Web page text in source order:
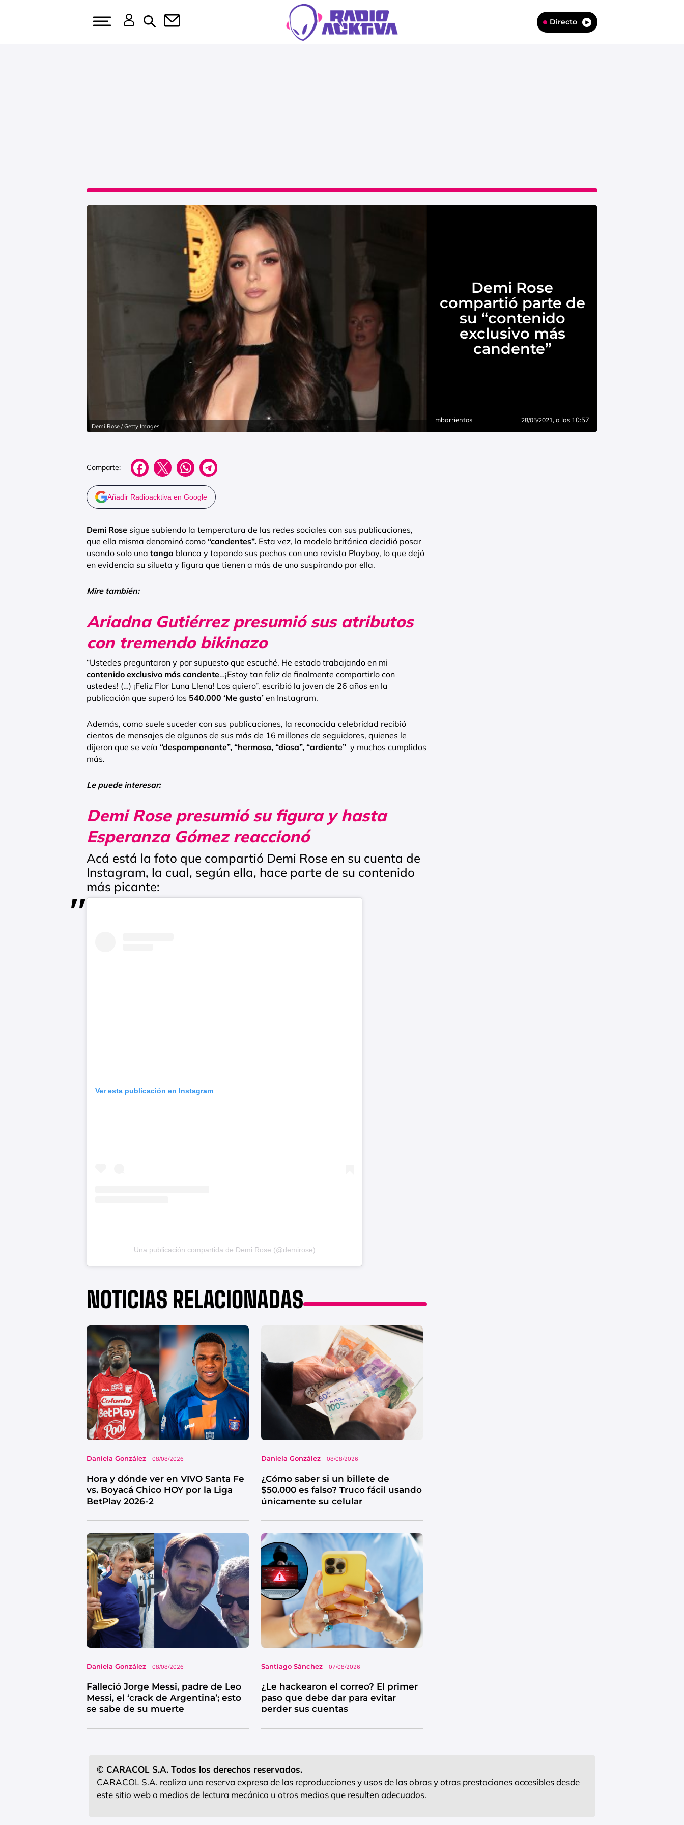
Directo
Demi Rose / Getty Images
Demi Rose
compartió parte de
su “contenido
exclusivo más
candente”
mbarrientos 28/05/2021 , a las 10:57
Comparte:
Añadir Radioacktiva en Google
Demi Rose sigue subiendo la temperatura de las redes sociales con sus publicaciones,
que ella misma denominó como “candentes”. Esta vez, la modelo británica decidió posar
usando solo una tanga blanca y tapando sus pechos con una revista Playboy, lo que dejó
en evidencia su silueta y figura que tienen a más de uno suspirando por ella.
Mire también:
Ariadna Gutiérrez presumió sus atributos
con tremendo bikinazo
“Ustedes preguntaron y por supuesto que escuché. He estado trabajando en mi
contenido exclusivo más candente…¡Estoy tan feliz de finalmente compartirlo con
ustedes! (…) ¡Feliz Flor Luna Llena! Los quiero”, escribió la joven de 26 años en la
publicación que superó los 540.000 ‘Me gusta’ en Instagram.
Además, como suele suceder con sus publicaciones, la reconocida celebridad recibió
cientos de mensajes de algunos de sus más de 16 millones de seguidores, quienes le
dijeron que se veía “despampanante”, “hermosa, “diosa”, “ardiente” y muchos cumplidos
más.
Le puede interesar:
Demi Rose presumió su figura y hasta
Esperanza Gómez reaccionó
Acá está la foto que compartió Demi Rose en su cuenta de
Instagram, la cual, según ella, hace parte de su contenido
más picante:
Ver esta publicación en Instagram
Una publicación compartida de Demi Rose (@demirose)
NOTICIAS RELACIONADAS
Daniela González 08/08/2026
Hora y dónde ver en VIVO Santa Fe
vs. Boyacá Chico HOY por la Liga
BetPlay 2026-2
Daniela González 08/08/2026
¿Cómo saber si un billete de
$50.000 es falso? Truco fácil usando
únicamente su celular
Daniela González 08/08/2026
Falleció Jorge Messi, padre de Leo
Messi, el ‘crack de Argentina’; esto
se sabe de su muerte
Santiago Sánchez 07/08/2026
¿Le hackearon el correo? El primer
paso que debe dar para evitar
perder sus cuentas
© CARACOL S.A. Todos los derechos reservados.
CARACOL S.A. realiza una reserva expresa de las reproducciones y usos de las obras y otras prestaciones accesibles desde
este sitio web a medios de lectura mecánica u otros medios que resulten adecuados.